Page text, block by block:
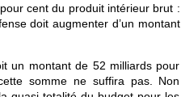
cent du produit intérieur brut :
doit augmenter d’un montant
un montant de 52 milliards pour
somme ne suffira pas. Non